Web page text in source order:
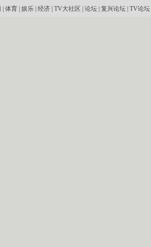
体育| 娱乐| 经济| TV大社区 论坛| 复兴论坛| TV论坛|